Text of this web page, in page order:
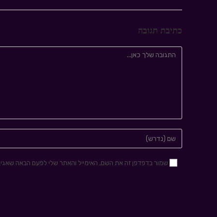
כתיבת תגובה
שמור בדפדפן זה את השם, האימייל והאתר שלי לפעם הבאה